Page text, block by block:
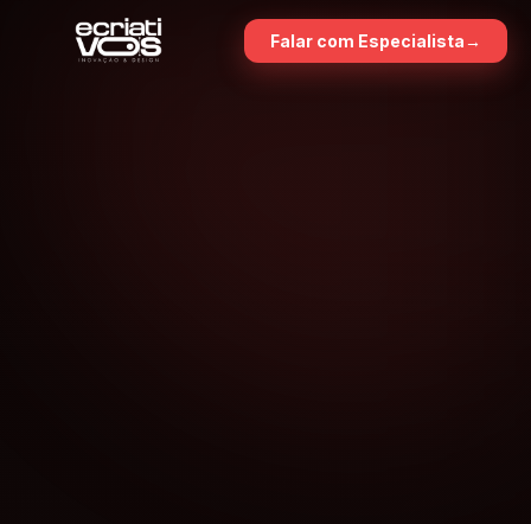
Falar com Especialista→